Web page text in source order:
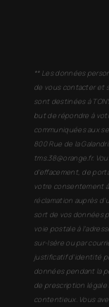
** Les données
de vous contacter et
sont destinées à
but de répondre à
communiquées aux
800 Rue de la
tms.38@orange.fr.
d’effacement, de
votre consentement
réclamation auprès
sort de vos données
voie postale à
sur-Isère ou par
justificatif d'identité
données pendant la
de prescription
contentieux. Vous